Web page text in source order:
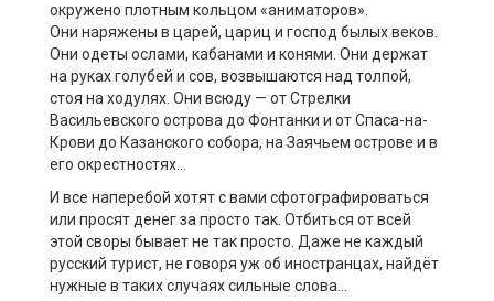
окружено плотным кольцом «аниматоров».
Они наряжены в царей, цариц и господ былых веков.
Они одеты ослами, кабанами и конями. Они держат
на руках голубей и сов, возвышаются над толпой,
стоя на ходулях. Они всюду — от Стрелки
Васильевского острова до Фонтанки и от Спаса-на-
Крови до Казанского собора, наЗаячьем острове и в
его окрестностях…
И все наперебой хотят с вами сфотографироваться
или просят денегзапросто так. Отбиться от всей
этой своры бывает не так просто. Даже не каждый
русский турист, не говоря уж об иностранцах, найдёт
нужные в таких случаях сильные слова…